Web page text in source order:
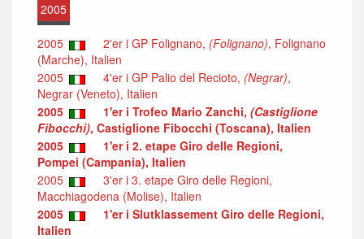
2005
2005 2'er i GP Folignano, (Folignano), Folignano
(Marche), Italien
2005
4'er i GP Palio del Recioto, (Negrar),
Negrar (Veneto), Italien
2005
1'er i Trofeo Mario Zanchi, (Castiglione
Fibocchi), Castiglione Fibocchi (Toscana), Italien
2005
1'er i 2. etape Giro delle Regioni,
Pompei (Campania), Italien
2005
3'er i 3. etape Giro delle Regioni,
Macchiagodena (Molise), Italien
2005
1'er i Slutklassement Giro delle Regioni,
Italien